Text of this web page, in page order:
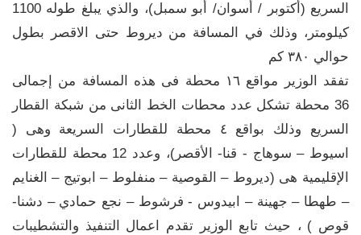
السريع (أكتوبر / أسوان/ أبو سمبل)، والذي يبلغ طوله 1100
كيلومتر، وذلك في المسافة من ديروط حتى الاقصر بطول
حوالي ٣٨٠ كم
تفقد الوزير مواقع ١٦ محطة فى هذه المسافة من إجمالى
36 محطة تشكل عدد محطات الخط الثانى من شبكة القطار
السريع وذلك بواقع ٤ محطة للقطارات السريعة وهى (
اسيوط – سوهاج - قنا- الأقصر)، وعدد 12 محطة للقطارات
الإقليمية هى (ديروط – القوصية – منفلوط – ابوتيج – الغنايم
– طهطا – جهينة – ابيدوس - فرشوط – نجع حمادي – دشنا-
قوص ) ، حيث تابع الوزير تقدم اعمال التنفيذ والتشطيبات